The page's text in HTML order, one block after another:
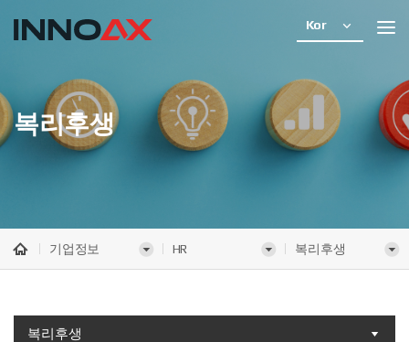
Kor
복리후생
기업정보 HR 복리후생
복리후생